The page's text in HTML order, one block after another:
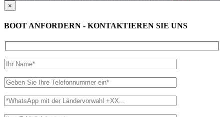
×
BOOT ANFORDERN - KONTAKTIEREN SIE UNS